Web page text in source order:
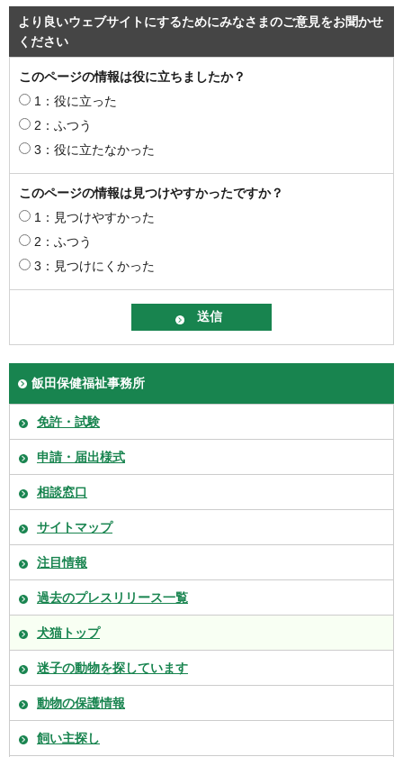
より良いウェブサイトにするためにみなさまのご意見をお聞かせ
ください
このページの情報は役に立ちましたか？
1：役に立った
2：ふつう
3：役に立たなかった
このページの情報は見つけやすかったですか？
1：見つけやすかった
2：ふつう
3：見つけにくかった
飯田保健福祉事務所
免許・試験
申請・届出様式
相談窓口
サイトマップ
注目情報
過去のプレスリリース一覧
犬猫トップ
迷子の動物を探しています
動物の保護情報
飼い主探し